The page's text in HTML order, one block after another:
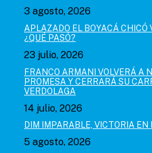
3 agosto, 2026
APLAZADO EL BOYACÁ CHICÓ
¿QUÉ PASÓ?
23 julio, 2026
FRANCO ARMANI VOLVERÁ A
PROMESA Y CERRARÁ SU
VERDOLAGA
14 julio, 2026
DIM IMPARABLE, VICTORIA EN
5 agosto, 2026